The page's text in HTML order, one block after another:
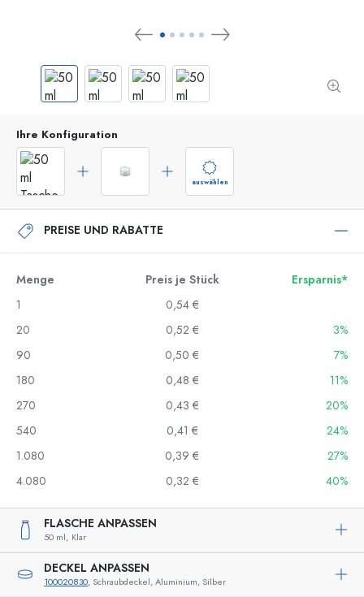
Ihre Konfiguration
auswählen
PREISE UND RABATTE
Menge Preis je Stück
Ersparnis*
1
0,54 €
20
0,52 €
3%
90
0,50 €
7%
180
0,48 €
11%
270
0,43 €
20%
540
0,41 €
24%
1.080
0,39 €
27%
4.080
0,32 € 40%
FLASCHE ANPASSEN
50 ml, Klar
DECKEL ANPASSEN
100020830, Schraubdeckel, Aluminium, Silber